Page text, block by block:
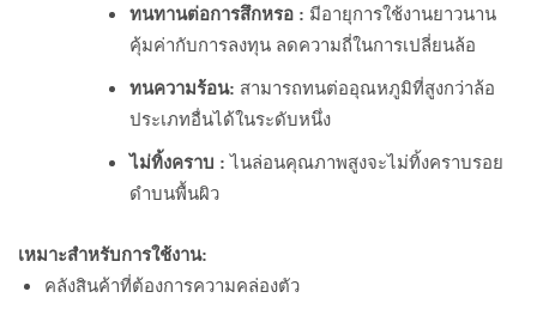
ทนทานต่อการสึกหรอ : มีอายุการใช้งานยาวนาน
คุ้มค่ากับการลงทุน ลดความถี่ในการเปลี่ยนล้อ
ทนความร้อน: สามารถทนต่ออุณหภูมิที่สูงกว่าล้อ
ประเภทอื่นได้ในระดับหนึ่ง
ไม่ทิ้งคราบ : ไนล่อนคุณภาพสูงจะไม่ทิ้งคราบรอย
ดำบนพื้นผิว
เหมาะสำหรับการใช้งาน:
คลังสินค้าที่ต้องการความคล่องตัว